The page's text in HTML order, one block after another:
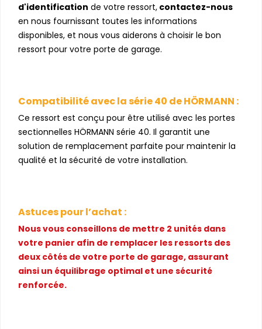
d'identification de votre ressort, contactez-nous
en nous fournissant toutes les informations
disponibles, et nous vous aiderons à choisir le bon
ressort pour votre porte de garage.
Compatibilité avec la série 40 de HÖRMANN :
Ce ressort est conçu pour être utilisé avec les portes
sectionnelles HÖRMANN série 40. Il garantit une
solution de remplacement parfaite pour maintenir la
qualité et la sécurité de votre installation.
Astuces pour l’achat :
Nous vous conseillons de mettre 2 unités dans
votre panier afin de remplacer les ressorts des
deux côtés de votre porte de garage, assurant
ainsi un équilibrage optimal et une sécurité
renforcée.